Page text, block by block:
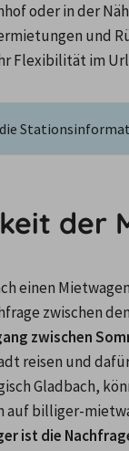
oder in der
und
Flexibilität im
der
einen
zwischen
reisen und
Gladbach,
billiger-
ist die